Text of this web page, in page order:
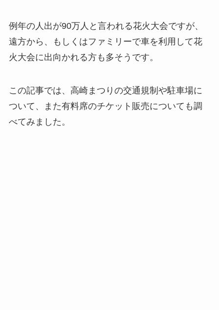
例年の人出が90万人と言われる花火大会ですが、
遠方から、もしくはファミリーで車を利用して花
火大会に出向かれる方も多そうです。
この記事では、高崎まつりの交通規制や駐車場に
ついて、また有料席のチケット販売についても調
べてみました。